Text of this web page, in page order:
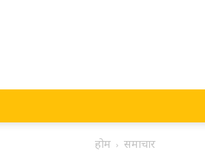
होम समाचार